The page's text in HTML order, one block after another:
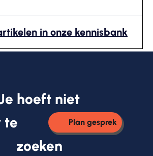
in onze kennisbank
hoeft niet
te
Plan gesprek
zoeken